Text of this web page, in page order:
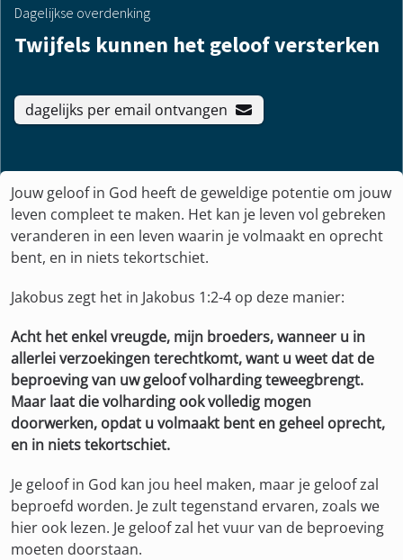
Dagelijkse overdenking
Twijfels kunnen het geloof versterken
dagelijks per email ontvangen
Jouw geloof in God heeft de geweldige potentie om jouw
leven compleet te maken. Het kan je leven vol gebreken
veranderen in een leven waarin je volmaakt en oprecht
bent, en in niets tekortschiet.
Jakobus zegt het in Jakobus 1:2-4 op deze manier:
Acht het enkel vreugde, mijn broeders, wanneer u in
allerlei verzoekingen terechtkomt, want u weet dat de
beproeving van uw geloof volharding teweegbrengt.
Maar laat die volharding ook volledig mogen
doorwerken, opdat u volmaakt bent en geheel oprecht,
en in niets tekortschiet.
Je geloof in God kan jou heel maken, maar je geloof zal
beproefd worden. Je zult tegenstand ervaren, zoals we
hier ook lezen. Je geloof zal het vuur van de beproeving
moeten doorstaan.